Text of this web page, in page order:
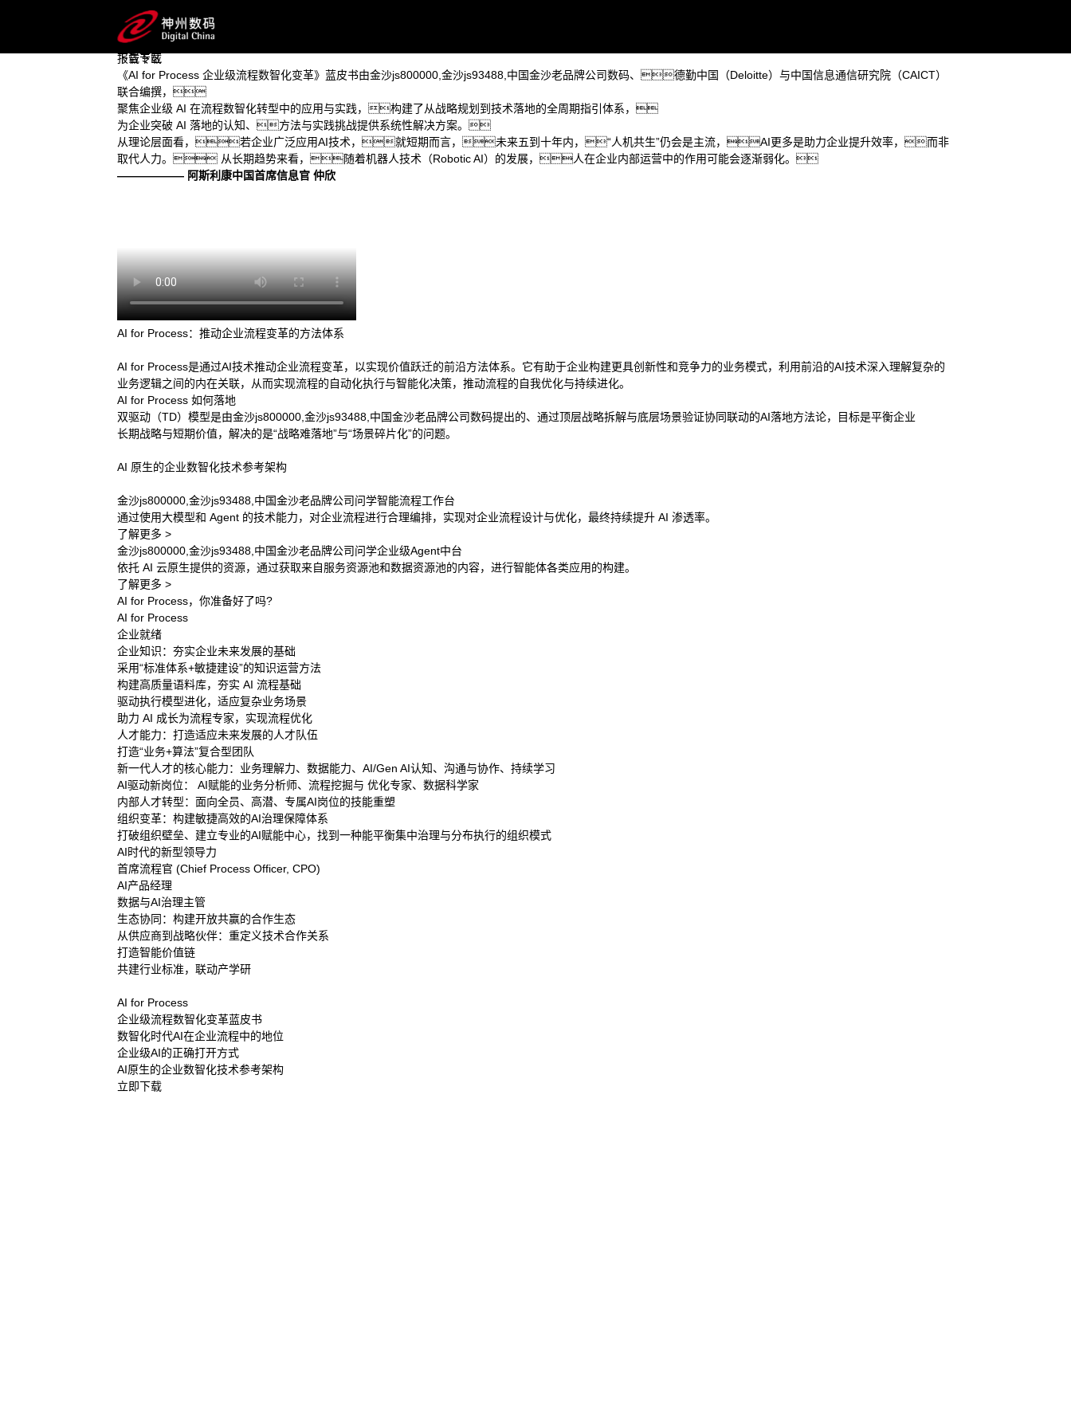
下载专区
AI for Process 企业级流程数智化变革蓝皮书
系统拆解 AI 如何打破流程边界、激活数据价值，助力企业从效率优化跃向智能跃升，在数智浪潮中锚定进化方向。
报告下载
《AI for Process 企业级流程数智化变革》蓝皮书由金沙js800000,金沙js93488,中国金沙老品牌公司数码、德勤中国（Deloitte）与中国信息通信研究院（CAICT）
联合编撰，
聚焦企业级 AI 在流程数智化转型中的应用与实践，构建了从战略规划到技术落地的全周期指引体系，
为企业突破 AI 落地的认知、方法与实践挑战提供系统性解决方案。
从理论层面看，若企业广泛应用AI技术，就短期而言，未来五到十年内，“人机共生”仍会是主流，AI更多是助力企业提升效率，而非
取代人力。 从长期趋势来看，随着机器人技术（Robotic AI）的发展，人在企业内部运营中的作用可能会逐渐弱化。
—————— 阿斯利康中国首席信息官 仲欣
AI for Process：推动企业流程变革的方法体系
AI for Process是通过AI技术推动企业流程变革，以实现价值跃迁的前沿方法体系。它有助于企业构建更具创新性和竞争力的业务模式，利用前沿的AI技术深入理解复杂的
业务逻辑之间的内在关联，从而实现流程的自动化执行与智能化决策，推动流程的自我优化与持续进化。
AI for Process 如何落地
双驱动（TD）模型是由金沙js800000,金沙js93488,中国金沙老品牌公司数码提出的、通过顶层战略拆解与底层场景验证协同联动的AI落地方法论，目标是平衡企业
长期战略与短期价值，解决的是“战略难落地”与“场景碎片化”的问题。
AI 原生的企业数智化技术参考架构
金沙js800000,金沙js93488,中国金沙老品牌公司问学智能流程工作台
通过使用大模型和 Agent 的技术能力，对企业流程进行合理编排，实现对企业流程设计与优化，最终持续提升 AI 渗透率。
了解更多 >
金沙js800000,金沙js93488,中国金沙老品牌公司问学企业级Agent中台
依托 AI 云原生提供的资源，通过获取来自服务资源池和数据资源池的内容，进行智能体各类应用的构建。
了解更多 >
AI for Process，你准备好了吗?
AI for Process
企业就绪
企业知识：夯实企业未来发展的基础
采用“标准体系+敏捷建设”的知识运营方法
构建高质量语料库，夯实 AI 流程基础
驱动执行模型进化，适应复杂业务场景
助力 AI 成长为流程专家，实现流程优化
人才能力：打造适应未来发展的人才队伍
打造“业务+算法”复合型团队
新一代人才的核心能力：业务理解力、数据能力、AI/Gen AI认知、沟通与协作、持续学习
AI驱动新岗位： AI赋能的业务分析师、流程挖掘与 优化专家、数据科学家
内部人才转型：面向全员、高潜、专属AI岗位的技能重塑
组织变革：构建敏捷高效的AI治理保障体系
打破组织壁垒、建立专业的AI赋能中心，找到一种能平衡集中治理与分布执行的组织模式
AI时代的新型领导力
首席流程官 (Chief Process Officer, CPO)
AI产品经理
数据与AI治理主管
生态协同：构建开放共赢的合作生态
从供应商到战略伙伴：重定义技术合作关系
打造智能价值链
共建行业标准，联动产学研
AI for Process
企业级流程数智化变革蓝皮书
数智化时代AI在企业流程中的地位
企业级AI的正确打开方式
AI原生的企业数智化技术参考架构
立即下载